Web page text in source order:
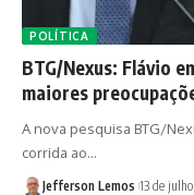
POLÍTICA
BTG/Nexus: Flávio
maiores
A nova pesquisa BTG/
corrida ao…
Jefferson Lemos 13 de